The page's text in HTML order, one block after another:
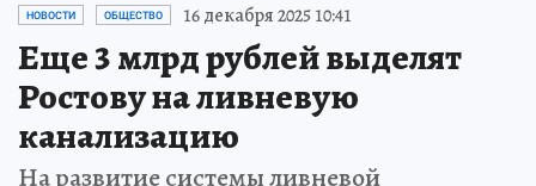
НОВОСТИ ОБЩЕСТВО 16 декабря 2025 10:41
Еще 3 млрд рублей выделят
Ростову на ливневую
канализацию
На развитие системы ливневой